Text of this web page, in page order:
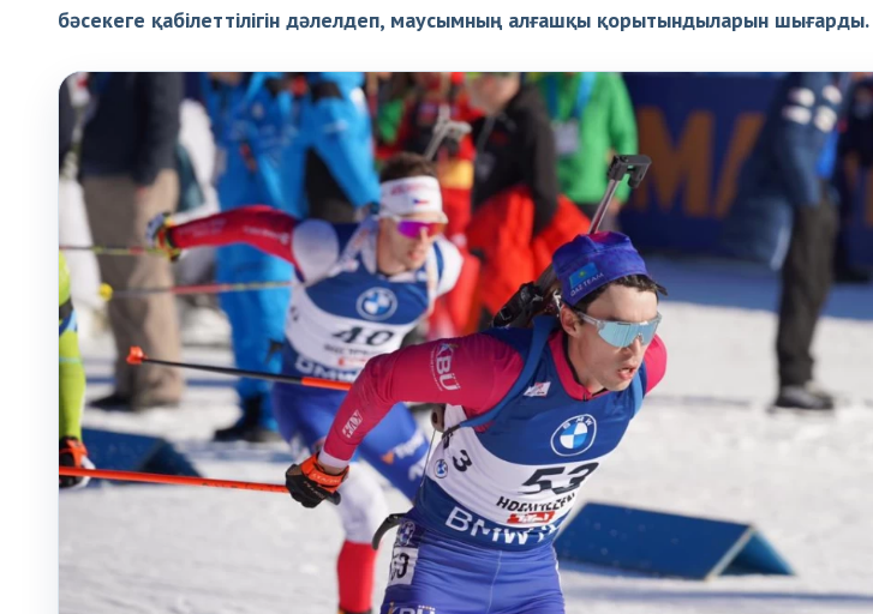
бәсекеге қабілеттілігін дәлелдеп, маусымның алғашқы қорытындыларын шығарды.